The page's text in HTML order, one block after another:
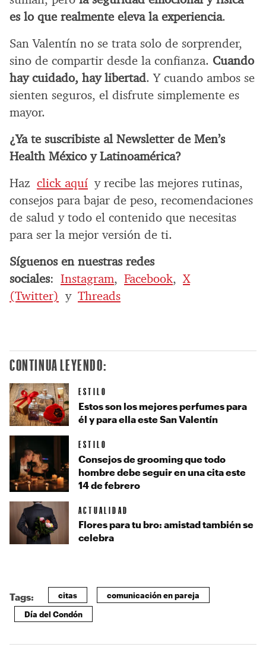
es lo que realmente eleva la experiencia.
San Valentín no se trata solo de sorprender,
sino de compartir desde la confianza. Cuando
hay cuidado, hay libertad. Y cuando ambos se
sienten seguros, el disfrute simplemente es
mayor.
¿Ya te suscribiste al Newsletter de Men’s
Health México y Latinoamérica?
Haz click aquí y recibe las mejores rutinas,
consejos para bajar de peso, recomendaciones
de salud y todo el contenido que necesitas
para ser la mejor versión de ti.
Síguenos en nuestras redes
sociales: Instagram, Facebook,X
(Twitter) y Threads
CONTINUA LEYENDO:
ESTILO
Estos son los mejores perfumes para
él y para ella este San Valentín
ESTILO
Consejos de grooming que todo
hombre debe seguir en una cita este
14 de febrero
ACTUALIDAD
Flores para tu bro: amistad también se
celebra
Tags: citas comunicación en pareja
Día del Condón